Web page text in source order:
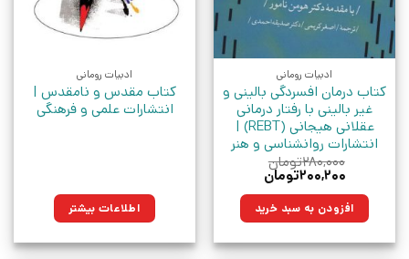
ادبیات رومانی
کتاب درمان افسردگی بالینی و
غیر بالینی با رفتار درمانی
عقلانی هیجانی (REBT) |
انتشارات روانشناسی و هنر
۲۸۰,۰۰۰تومان
قیمت
۲۸۰,۰۰۰تومان
بود.
۲۰۰,۲۰۰تومان
۲۰۰,۲۰۰تومان.افزودن به سبد خرید
ادبیات رومانی
کتاب مقدس و نامقدس |
انتشارات علمی و فرهنگی
اطلاعات بیشتر